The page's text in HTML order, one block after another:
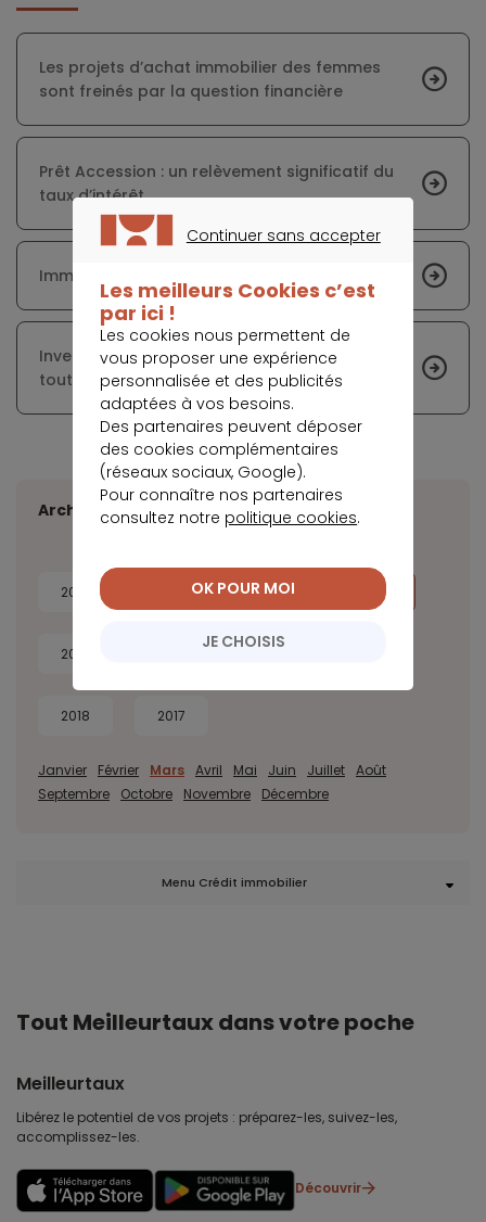
Les projets d’achat immobilier des femmes
sont freinés par la question financière
Prêt Accession : un relèvement significatif du
taux d’intérêt
Immobilier : ces villes où les prix baissent
Investissement locatif : un bien ancien peut
tout à fait être profitable
Archives
2026 2025 2024 2023
2022
2018 2017
Janvier Février Mars Avril Mai Juin Juillet Août
Septembre
Octobre Novembre Décembre
Menu Crédit immobilier
Tout Meilleurtaux dans votre poche
Meilleurtaux
Libérez le potentiel de vos projets : préparez-les, suivez-les,
accomplissez-les.
Découvrir
Continuer sans accepter
Les meilleurs Cookies c’est
par ici !
Les cookies nous permettent de
vous proposer une expérience
personnalisée et des publicités
adaptées à vos besoins.
Des partenaires peuvent déposer
des cookies complémentaires
(réseaux sociaux, Google).
Pour connaître nos partenaires
consultez notre politique cookies.
JE CHOISIS
OK POUR MOI